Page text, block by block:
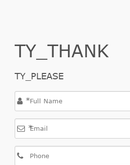
TY_THANK
TY_PLEASE
*
*